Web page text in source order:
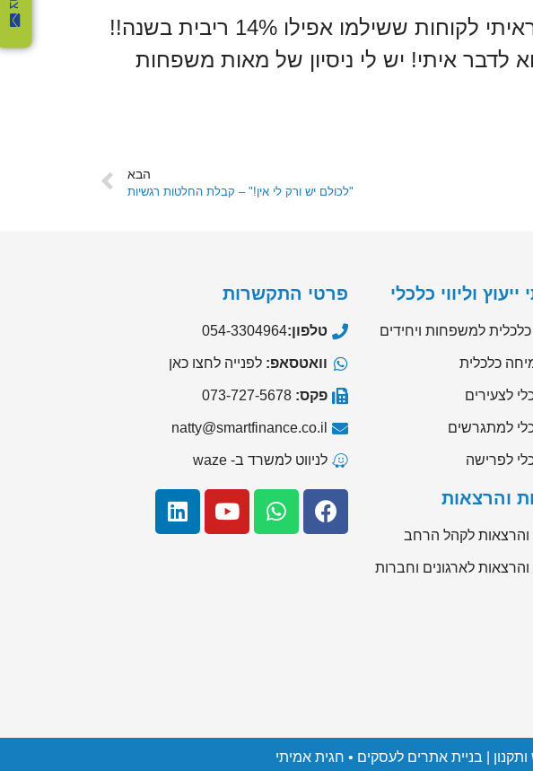
"מינוס בבנק" זאת אחת ההלוואות הכי יקרות שנתקל בהן בחיים! ראיתי לקוחות ששילמו אפילו 14% ריבית בשנה!!
לדבר איתי! יש לי ניסיון של מאות משפחות
הבא
"לכולם יש ורק לי אין!" – קבלת החלטות רגשיות
ייעוץ וליווי כלכלי
למשפחות ויחידים
כלכלית
לצעירים
למתגרשים
לפרישה
והרצאות
והרצאות לקהל הרחב
לארגונים וחברות
פרטי התקשרות
טלפון:054-3304964
וואטסאפ: לפנייה לחצו כאן
פקס: 073-727-5678
natty@smartfinance.co.il
לניווט למשרד ב- waze
בניית אתרים לעסקים • חגית אמיתי